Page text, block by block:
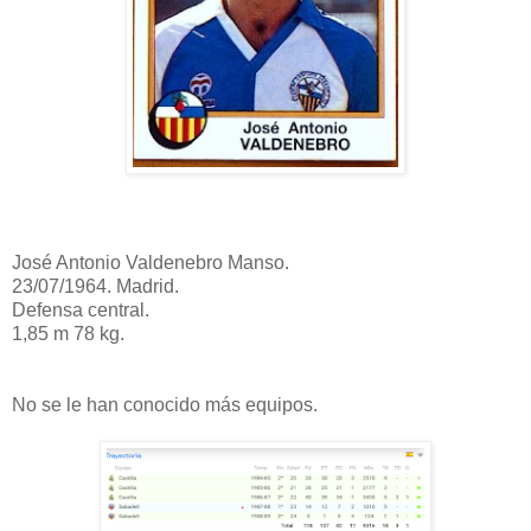
José Antonio Valdenebro Manso.
23/07/1964. Madrid.
Defensa central.
1,85 m 78 kg.
No se le han conocido más equipos.